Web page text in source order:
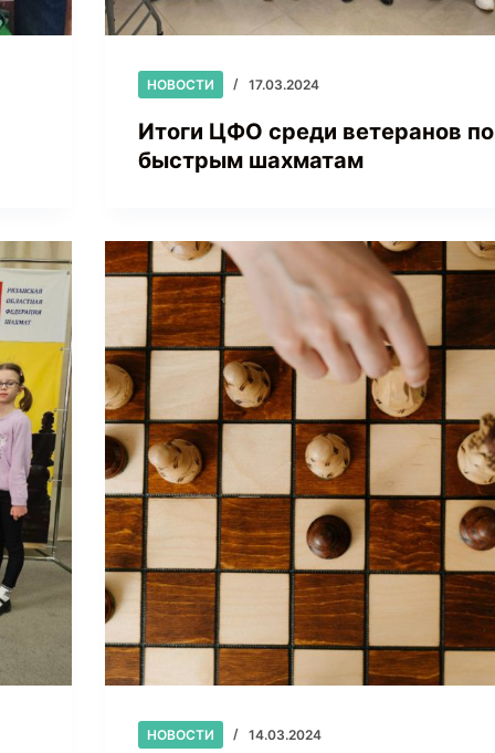
НОВОСТИ 17.03.2024
Итоги ЦФО среди ветеранов по
быстрым шахматам
НОВОСТИ 14.03.2024